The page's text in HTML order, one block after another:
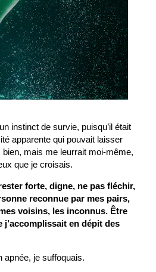
instinct de survie, puisqu’il était
apparente qui pouvait laisser
bien, mais me leurrait moi-même,
que je croisais.
forte, digne, ne pas fléchir,
reconnue par mes pairs,
voisins, les inconnus. Être
j’accomplissait en dépit des
apnée, je suffoquais.